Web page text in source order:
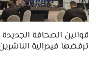
قوانين الصحافة
ترفضها فيدرالية